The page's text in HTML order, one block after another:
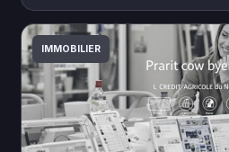
IMMOBILIER